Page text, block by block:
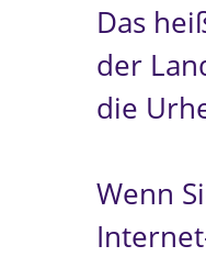
Das
der
die
Wenn